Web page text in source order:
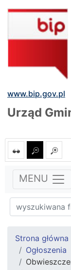
www.bip.gov.pl
Urząd
MENU
Strona główna
Ogłoszenia